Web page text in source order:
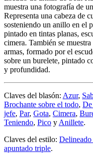
muestra una fotografía de
Representa una cabeza de
sosteniendo un anillo en el
pintado en tintas planas,
cimera. También se
armas, formado por el
sobre un burelete, pintado
y profundidad.
Claves del blasón: Azur,
Brochante sobre el todo, De
jefe, Par, Gota, Cimera,
Teniendo, Pico y Anillete.
Claves del estilo: Delineado
apuntado triple.